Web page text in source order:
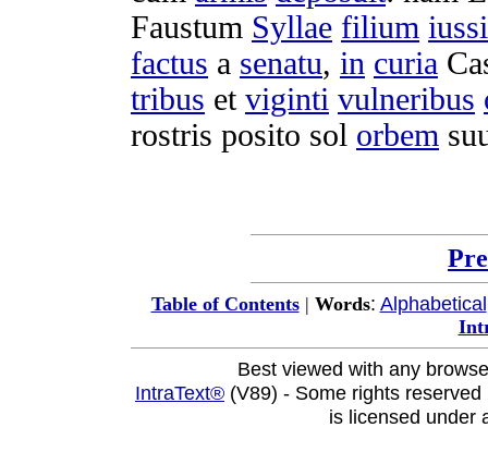
Faustum Syllae filium
factus a senatu, in curia
tribus et viginti vulneribus
rostris posito sol orbem
Table of Contents| Words: Alphabetical
Best viewed with any
IntraText® (V89) - Some rights
is licensed under